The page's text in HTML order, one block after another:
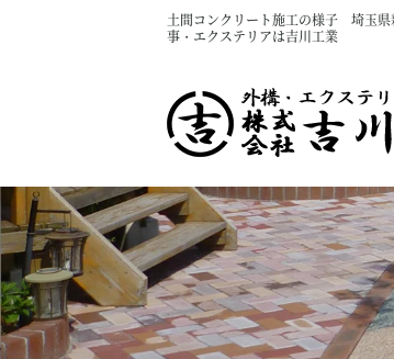
土間コンクリート施工の様子 埼玉県
事・エクステリアは吉川工業